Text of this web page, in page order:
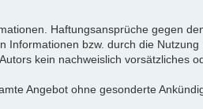
Haftungsansprüche gegen
Informationen bzw. durch die Nutzung
kein nachweislich vorsätzliches
Angebot ohne gesonderte